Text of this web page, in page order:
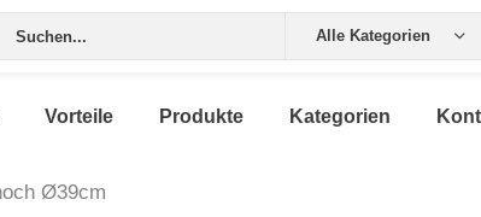
Alle Kategorien
Vorteile Produkte Kategorien
Ø39cm